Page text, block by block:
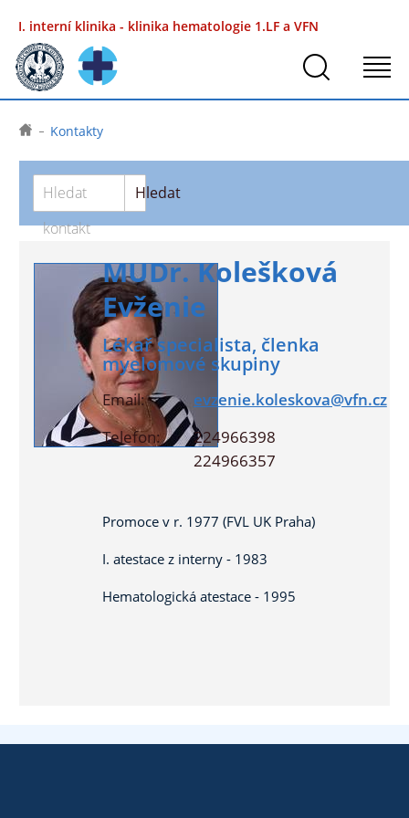
I. interní klinika - klinika hematologie 1.LF a VFN
Kontakty
Hledat
kontakt
Hledat
MUDr. Kolešková
Evženie
Lékař specialista, členka
myelomové skupiny
Email:
evzenie.koleskova@vfn.cz
Telefon:
224966398
224966357
Promoce v r. 1977 (FVL UK Praha)
I. atestace z interny - 1983
Hematologická atestace - 1995